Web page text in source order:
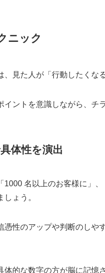
ニック
見た人が「行動したくな
ントを意識しながら、チ
体性を演出
1000 名以上のお客様に」
ょう。
性のアップや判断のしや
体的な数字の方が脳に記憶